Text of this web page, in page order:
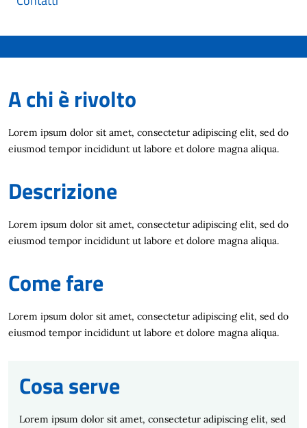
A chi è rivolto
Lorem ipsum dolor sit amet, consectetur adipiscing elit, sed do
eiusmod tempor incididunt ut labore et dolore magna aliqua.
Descrizione
Lorem ipsum dolor sit amet, consectetur adipiscing elit, sed do
eiusmod tempor incididunt ut labore et dolore magna aliqua.
Come fare
Lorem ipsum dolor sit amet, consectetur adipiscing elit, sed do
eiusmod tempor incididunt ut labore et dolore magna aliqua.
Cosa serve
Lorem ipsum dolor sit amet, consectetur adipiscing elit, sed